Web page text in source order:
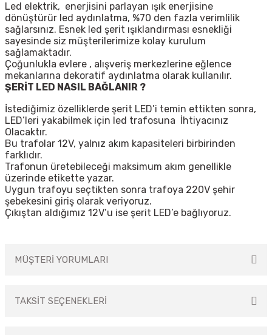
Led elektrik, enerjisini parlayan ışık enerjisine
dönüştürür led aydınlatma, %70 den fazla verimlilik
sağlarsınız. Esnek led şerit ışıklandırması esnekliği
sayesinde siz müşterilerimize kolay kurulum
sağlamaktadır.
Çoğunlukla evlere , alışveriş merkezlerine eğlence
mekanlarına dekoratif aydınlatma olarak kullanılır.
ŞERİT LED NASIL BAĞLANIR ?
İstediğimiz özelliklerde şerit LED’i temin ettikten sonra,
LED’leri yakabilmek için led trafosuna İhtiyacınız
Olacaktır.
Bu trafolar 12V, yalnız akım kapasiteleri birbirinden
farklıdır.
Trafonun üretebileceği maksimum akım genellikle
üzerinde etikette yazar.
Uygun trafoyu seçtikten sonra trafoya 220V şehir
şebekesini giriş olarak veriyoruz.
Çıkıştan aldığımız 12V’u ise şerit LED’e bağlıyoruz.
MÜŞTERİ YORUMLARI
TAKSİT SEÇENEKLERİ